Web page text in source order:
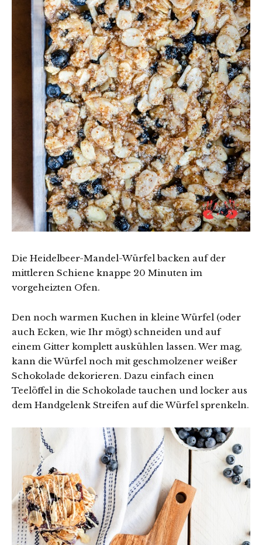
Die Heidelbeer-Mandel-Würfel backen auf der
mittleren Schiene knappe 20 Minuten im
vorgeheizten Ofen.
Den noch warmen Kuchen in kleine Würfel (oder
auch Ecken, wie Ihr mögt) schneiden und auf
einem Gitter komplett auskühlen lassen. Wer mag,
kann die Würfel noch mit geschmolzener weißer
Schokolade dekorieren. Dazu einfach einen
Teelöffel in die Schokolade tauchen und locker aus
dem Handgelenk Streifen auf die Würfel sprenkeln.